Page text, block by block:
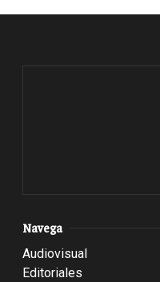
Navega
Audiovisual
Editoriales